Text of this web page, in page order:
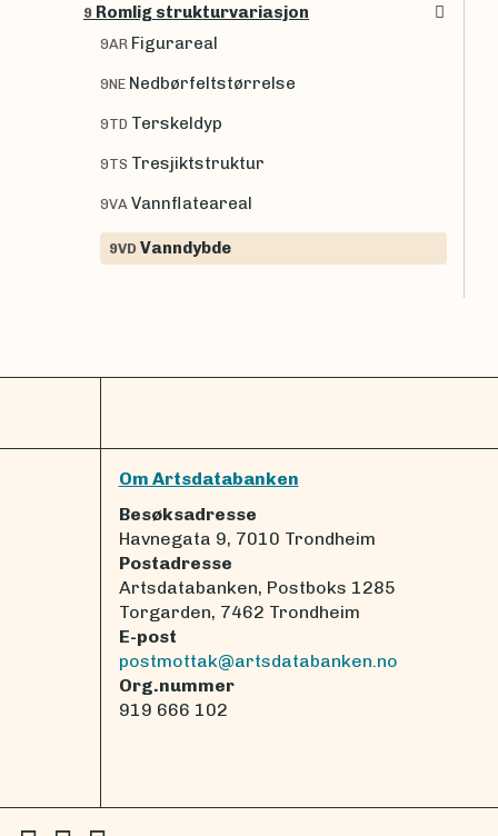
9 Romlig strukturvariasjon
9AR Figurareal
9NE Nedbørfeltstørrelse
9TD Terskeldyp
9TS Tresjiktstruktur
9VA Vannflateareal
9VD Vanndybde
Om Artsdatabanken
Besøksadresse
Havnegata 9, 7010 Trondheim
Postadresse
Artsdatabanken, Postboks 1285
Torgarden, 7462 Trondheim
E-post
postmottak@artsdatabanken.no
Org.nummer
919 666 102